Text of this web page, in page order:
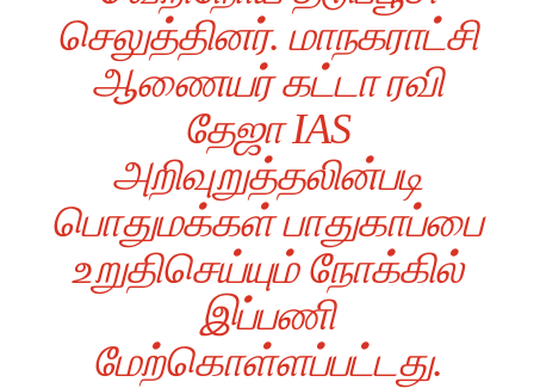
செலுத்தினர். மாநகராட்சி
ஆணையர் கட்டா ரவி
தேஜா IAS
அறிவுறுத்தலின்படி
பொதுமக்கள் பாதுகாப்பை
உறுதிசெய்யும் நோக்கில்
இப்பணி
மேற்கொள்ளப்பட்டது.